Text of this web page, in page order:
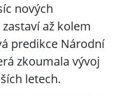
nových
až kolem
predikce Národní
zkoumala vývoj
letech.